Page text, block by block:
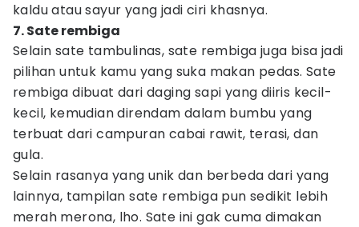
kaldu atau sayur yang jadi ciri khasnya.
7. Sate rembiga
Selain sate tambulinas, sate rembiga juga bisa jadi
pilihan untuk kamu yang suka makan pedas. Sate
rembiga dibuat dari daging sapi yang diiris kecil-
kecil, kemudian direndam dalam bumbu yang
terbuat dari campuran cabai rawit, terasi, dan
gula.
Selain rasanya yang unik dan berbeda dari yang
lainnya, tampilan sate rembiga pun sedikit lebih
merah merona, lho. Sate ini gak cuma dimakan